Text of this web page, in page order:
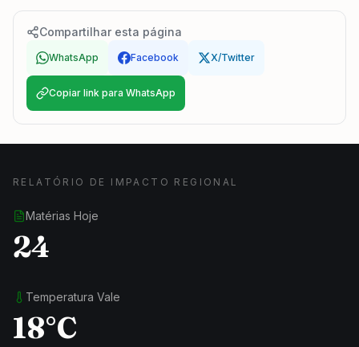
Compartilhar esta página
WhatsApp Facebook X/Twitter
Copiar link para WhatsApp
RELATÓRIO DE IMPACTO REGIONAL
Matérias Hoje
24
Temperatura Vale
18°C